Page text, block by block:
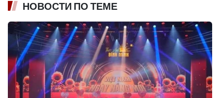
НОВОСТИ ПО ТЕМЕ